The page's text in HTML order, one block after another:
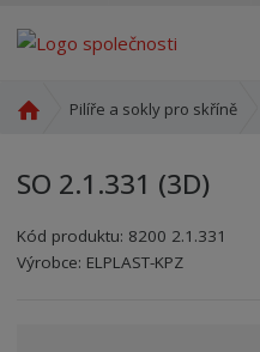
d
í
s
Pilíře a sokly pro skříně
SO 2.1.331 (3D)
Kód produktu: 8200 2.1.331
Kód výrobce: 8595208663314
Kód dodavatele:8595208663314
Výrobce: ELPLAST-KPZ